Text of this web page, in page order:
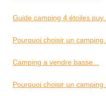
Guide camping 4 étoiles puy...
Pourquoi choisir un camping...
Camping a vendre basse...
Pourquoi choisir un camping...